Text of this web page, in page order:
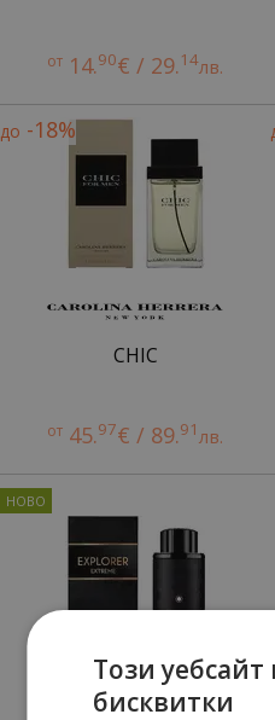
от 14.90€ / 29.14лв.
до -18%
CHIC
от 45.97€ / 89.91лв.
Този уебсайт
бисквитки